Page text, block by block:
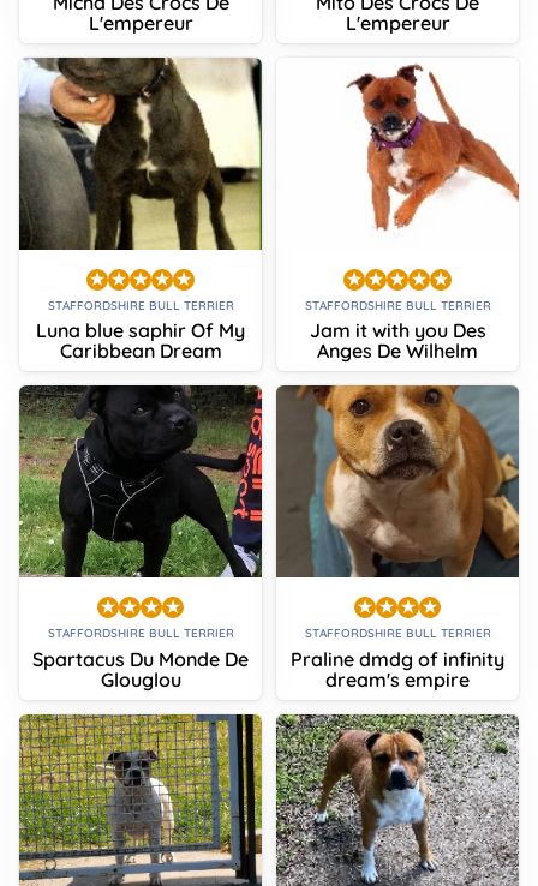
L'empereur
L'empereur
STAFFORDSHIRE BULL TERRIER
Luna blue saphir Of My
Caribbean Dream
STAFFORDSHIRE BULL TERRIER
Jam it with you Des
Anges De Wilhelm
STAFFORDSHIRE BULL TERRIER
Spartacus Du Monde De
Glouglou
STAFFORDSHIRE BULL TERRIER
Praline dmdg of infinity
dream's empire